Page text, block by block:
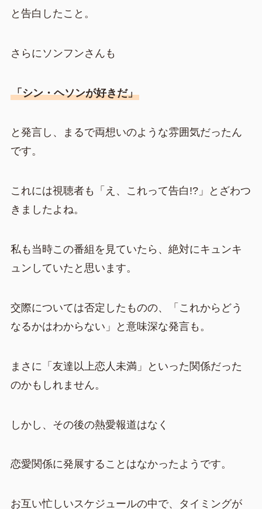
と告白したこと。
さらにソンフンさんも
「シン・ヘソンが好きだ」
と発言し、まるで両想いのような雰囲気だったん
です。
これには視聴者も「え、これって告白!?」とざわつ
きましたよね。
私も当時この番組を見ていたら、絶対にキュンキ
ュンしていたと思います。
交際については否定したものの、「これからどう
なるかはわからない」と意味深な発言も。
まさに「友達以上恋人未満」といった関係だった
のかもしれません。
しかし、その後の熱愛報道はなく
恋愛関係に発展することはなかったようです。
お互い忙しいスケジュールの中で、タイミングが